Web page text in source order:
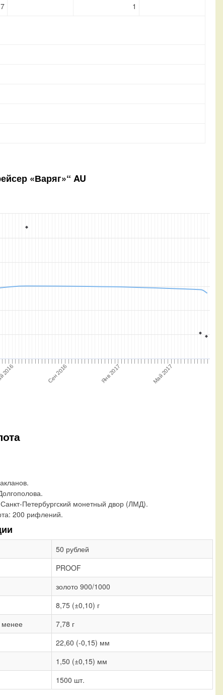
7 1
«Варяг»“ AU
Сен 2016 Янв 2017 Май 2017
Санкт-Петербургский монетный двор (ЛМД).
200 рифлений.
50 рублей
PROOF
золото 900/1000
8,75 (±0,10) г
менее
7,78 г
22,60 (-0,15) мм
1,50 (±0,15) мм
1500 шт.